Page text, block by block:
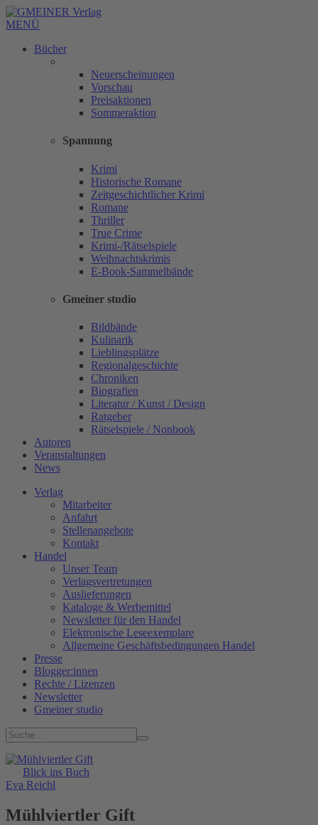
MENÜ
Bücher
Neuerscheinungen
Vorschau
Preisaktionen
Sommeraktion
Spannung
Krimi
Historische Romane
Zeitgeschichtlicher Krimi
Romane
Thriller
True Crime
Krimi-/Rätselspiele
Weihnachtskrimis
E-Book-Sammelbände
Gmeiner studio
Bildbände
Kulinarik
Lieblingsplätze
Regionalgeschichte
Chroniken
Biografien
Literatur / Kunst / Design
Ratgeber
Rätselspiele / Nonbook
Autoren
Veranstaltungen
News
Verlag
Mitarbeiter
Anfahrt
Stellenangebote
Kontakt
Handel
Unser Team
Verlagsvertretungen
Auslieferungen
Kataloge & Werbemittel
Newsletter für den Handel
Elektronische Leseexemplare
Allgemeine Geschäftsbedingungen Handel
Presse
Blogger:innen
Rechte / Lizenzen
Newsletter
Gmeiner studio
Blick ins Buch
Eva Reichl
Mühlviertler Gift